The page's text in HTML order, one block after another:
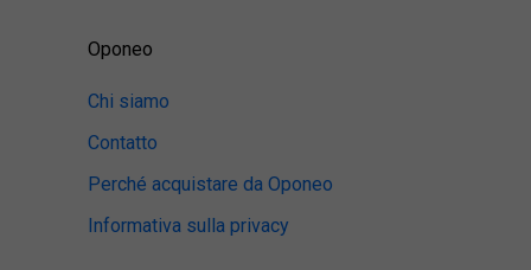
Oponeo
Chi siamo
Contatto
Perché acquistare da Oponeo
Informativa sulla privacy